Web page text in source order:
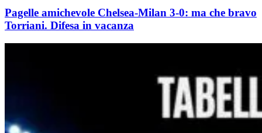
Pagelle amichevole Chelsea-Milan 3-0: ma che bravo
Torriani. Difesa in vacanza